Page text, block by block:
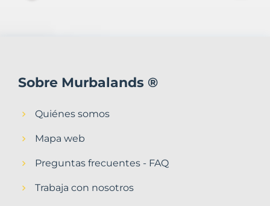
Sobre Murbalands ®
Quiénes somos
Mapa web
Preguntas frecuentes - FAQ
Trabaja con nosotros